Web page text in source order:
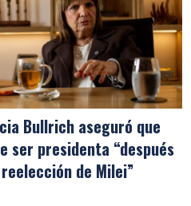
Bullrich aseguró que
ser presidenta “después
de Milei”